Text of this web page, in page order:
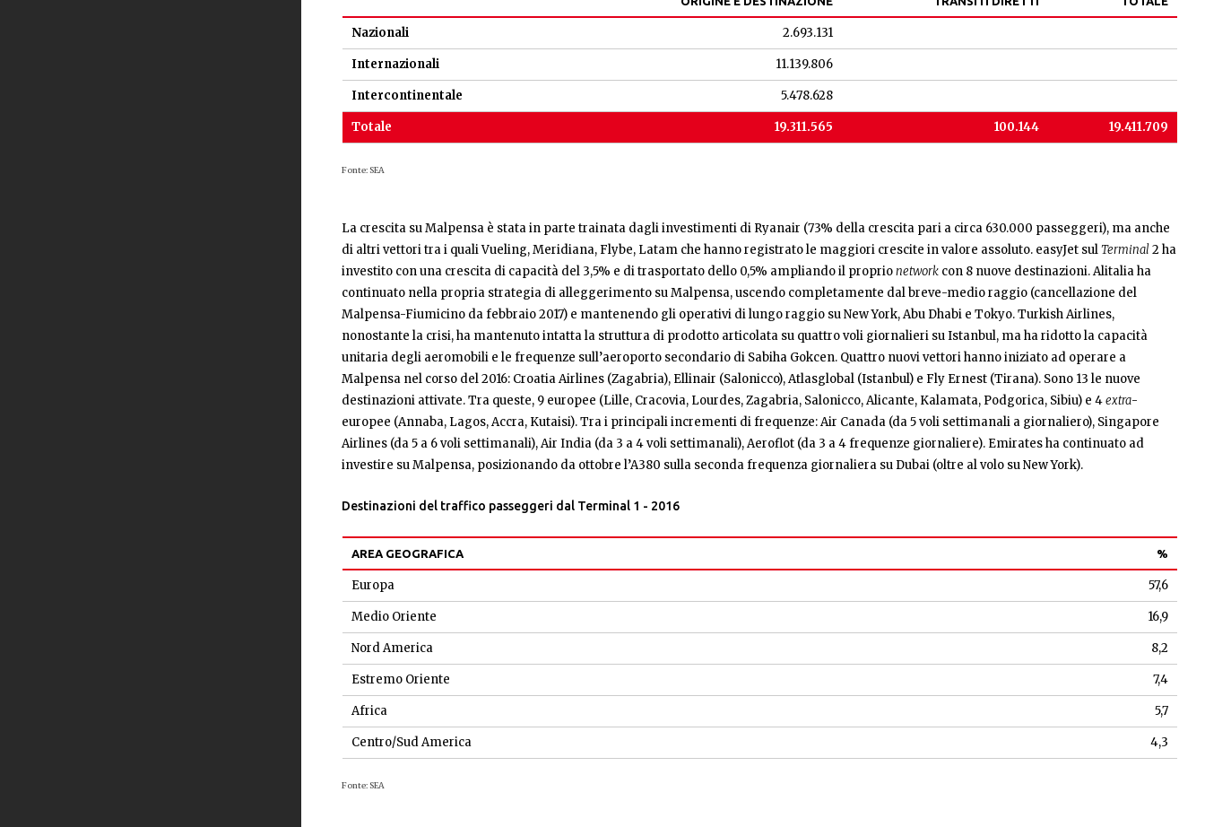
Nazionali 2.693.131
Internazionali 11.139.806
Intercontinentale 5.478.628
Totale 19.311.565 100.144 19.411.709
Fonte: SEA
La crescita su Malpensa è stata in parte trainata dagli investimenti di Ryanair (73% della crescita pari a circa 630.000 passeggeri), ma anche
di altri vettori tra i quali Vueling, Meridiana, Flybe, Latam che hanno registrato le maggiori crescite in valore assoluto. easyJet sulTerminal 2 ha
investito con una crescita di capacità del 3,5% e di trasportato dello 0,5% ampliando il proprionetwork con 8 nuove destinazioni. Alitalia ha
continuato nella propria strategia di alleggerimento su Malpensa, uscendo completamente dal breve-medio raggio (cancellazione del
Malpensa-Fiumicino da febbraio 2017) e mantenendo gli operativi di lungo raggio su New York, Abu Dhabi e Tokyo. Turkish Airlines,
nonostante la crisi, ha mantenuto intatta la struttura di prodotto articolata su quattro voli giornalieri su Istanbul, ma ha ridotto la capacità
unitaria degli aeromobili e le frequenze sull’aeroporto secondario di Sabiha Gokcen. Quattro nuovi vettori hanno iniziato ad operare a
Malpensa nel corso del 2016: Croatia Airlines (Zagabria), Ellinair (Salonicco), Atlasglobal (Istanbul) e Fly Ernest (Tirana). Sono 13 le nuove
destinazioni attivate. Tra queste, 9 europee (Lille, Cracovia, Lourdes, Zagabria, Salonicco, Alicante, Kalamata, Podgorica, Sibiu) e 4extra-
europee (Annaba, Lagos, Accra, Kutaisi). Tra i principali incrementi di frequenze: Air Canada (da 5 voli settimanali a giornaliero), Singapore
Airlines (da 5 a 6 voli settimanali), Air India (da 3 a 4 voli settimanali), Aeroflot (da 3 a 4 frequenze giornaliere). Emirates ha continuato ad
investire su Malpensa, posizionando da ottobre l’A380 sulla seconda frequenza giornaliera su Dubai (oltre al volo su New York).
Destinazioni del traffico passeggeri dal Terminal 1 - 2016
AREA GEOGRAFICA %
Europa 57,6
Medio Oriente 16,9
Nord America 8,2
Estremo Oriente 7,4
Africa 5,7
Centro/Sud America 4,3
Fonte: SEA